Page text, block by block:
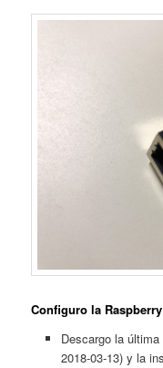
Configuro la
Descargo la
2018-03-13) y la